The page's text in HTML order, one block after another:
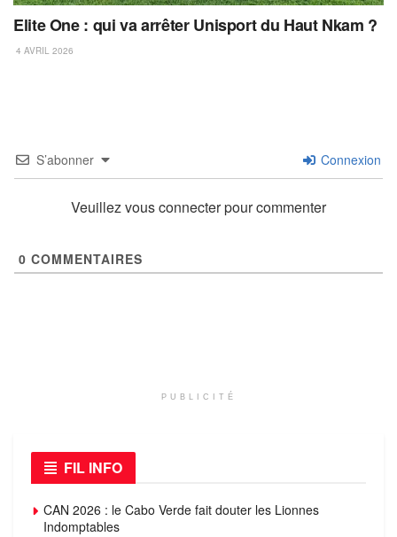
Elite One : qui va arrêter Unisport du Haut Nkam ?
4 AVRIL 2026
S’abonner Connexion
Veuillez vous connecter pour commenter
0 COMMENTAIRES
PUBLICITÉ
FIL INFO
CAN 2026 : le Cabo Verde fait douter les Lionnes
Indomptables